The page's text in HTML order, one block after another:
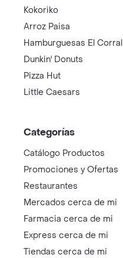
Kokoriko
Arroz Paisa
Hamburguesas El Corral
Dunkin' Donuts
Pizza Hut
Little Caesars
Categorías
Catálogo Productos
Promociones y Ofertas
Restaurantes
Mercados cerca de mi
Farmacia cerca de mi
Express cerca de mi
Tiendas cerca de mi